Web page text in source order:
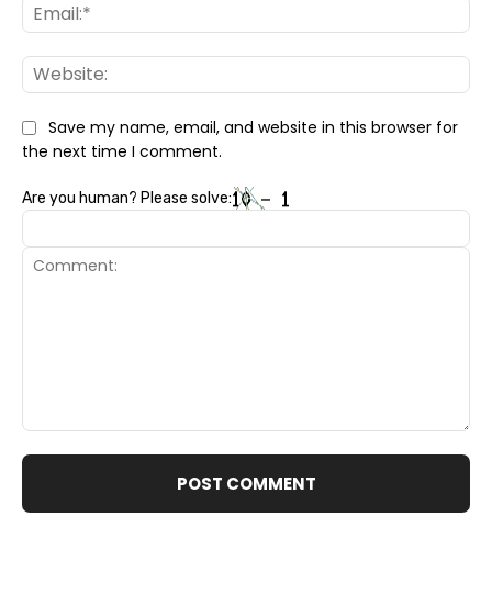
Save my name, email, and website in this browser for
the next time I comment.
Are you human? Please solve: